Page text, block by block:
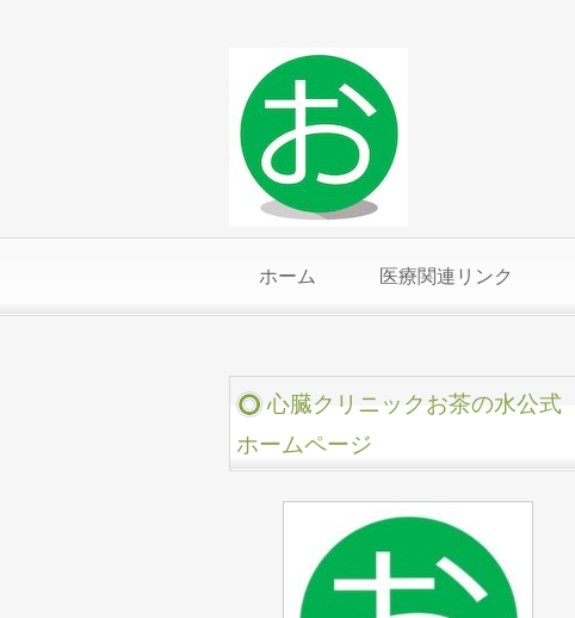
ホーム 医療関連リンク
心臓クリニックお茶の水公式
ホームページ